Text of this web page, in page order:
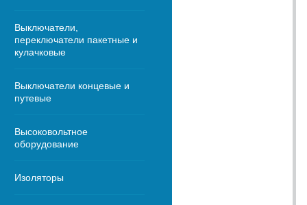
Выключатели,
переключатели пакетные и
кулачковые
Выключатели концевые и
путевые
Высоковольтное
оборудование
Изоляторы